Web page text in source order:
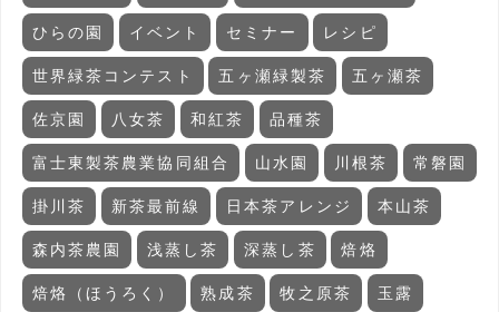
ひらの園 イベント セミナー レシピ
世界緑茶コンテスト 五ヶ瀬緑製茶 五ヶ瀬茶
佐京園 八女茶 和紅茶 品種茶
富士東製茶農業協同組合 山水園 川根茶 常磐園
掛川茶 新茶最前線 日本茶アレンジ 本山茶
森内茶農園 浅蒸し茶 深蒸し茶 焙烙
焙烙（ほうろく） 熟成茶 牧之原茶 玉露